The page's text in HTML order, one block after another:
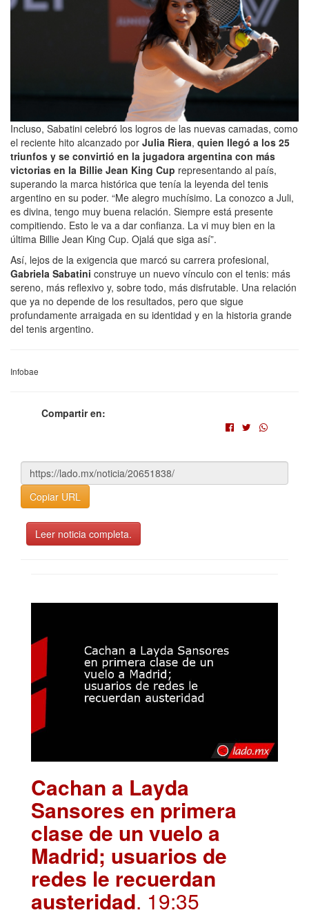
Incluso, Sabatini celebró los logros de las nuevas camadas, como
el reciente hito alcanzado por Julia Riera, quien llegó a los 25
triunfos y se convirtió en la jugadora argentina con más
victorias en la Billie Jean King Cup representando al país,
superando la marca histórica que tenía la leyenda del tenis
argentino en su poder. “Me alegro muchísimo. La conozco a Juli,
es divina, tengo muy buena relación. Siempre está presente
compitiendo. Esto le va a dar confianza. La vi muy bien en la
última Billie Jean King Cup. Ojalá que siga así”.
Así, lejos de la exigencia que marcó su carrera profesional,
Gabriela Sabatini construye un nuevo vínculo con el tenis: más
sereno, más reflexivo y, sobre todo, más disfrutable. Una relación
que ya no depende de los resultados, pero que sigue
profundamente arraigada en su identidad y en la historia grande
del tenis argentino.
Infobae
Compartir en:
Copiar URL
Leer noticia completa.
Cachan a Layda
Sansores en primera
clase de un vuelo a
Madrid; usuarios de
redes le recuerdan
austeridad. 19:35